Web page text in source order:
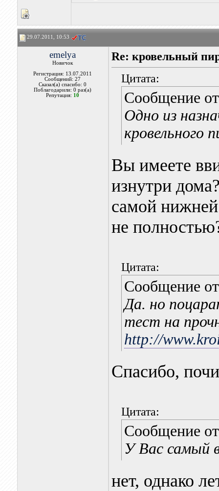
29.07.2011, 10:53
emelya
Новичок
Регистрация: 13.07.2011
Сообщений: 27
Сказал(а) спасибо: 0
Поблагодарили: 0 раз(а)
Репутация: 10
Re: кровельный
Цитата:
Сообщение
Одно из
кровельного
Вы имеете
изнутри
самой нижней
не
Цитата:
Сообщение
Да. но
тест на
http://
Спасибо,
Цитата:
Сообщение
У Вас самый
нет, однако